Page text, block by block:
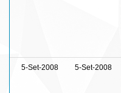
5-Set-2008 5-Set-2008